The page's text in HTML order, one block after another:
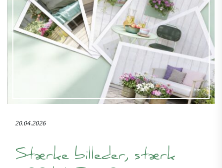
20.04.2026
Stærke billeder, stærk